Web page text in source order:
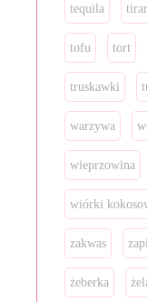
tequila
tofu tort
truskawki
warzywa
wieprzowina
wiórki
zakwas
żeberka